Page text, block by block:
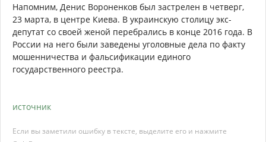
Напомним, Денис Вороненков был застрелен в четверг,
23 марта, в центре Киева. В украинскую столицу экс-
депутат со своей женой перебрались в конце 2016 года. В
России на него были заведены уголовные дела по факту
мошенничества и фальсификации единого
государственного реестра.
источник
Если вы заметили ошибку в тексте, выделите его и нажмите